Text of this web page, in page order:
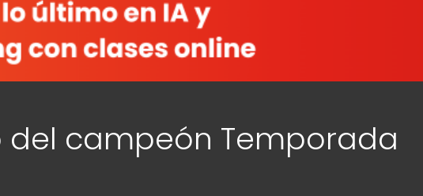
del campeón Temporada